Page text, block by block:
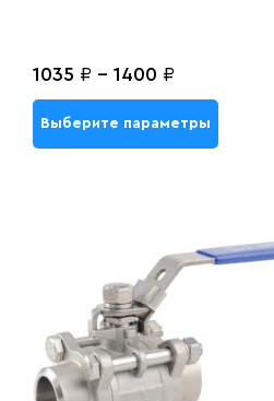
1035 ₽ - 1400 ₽
Выберите параметры